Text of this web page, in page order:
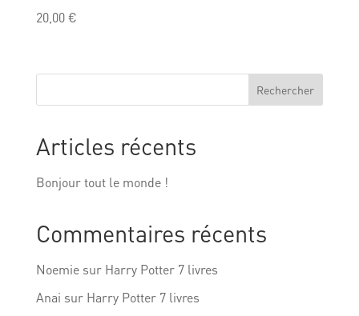
20,00€
Rechercher
Articles récents
Bonjour tout le monde !
Commentaires récents
Noemiesur Harry Potter 7 livres
Anai sur Harry Potter 7 livres